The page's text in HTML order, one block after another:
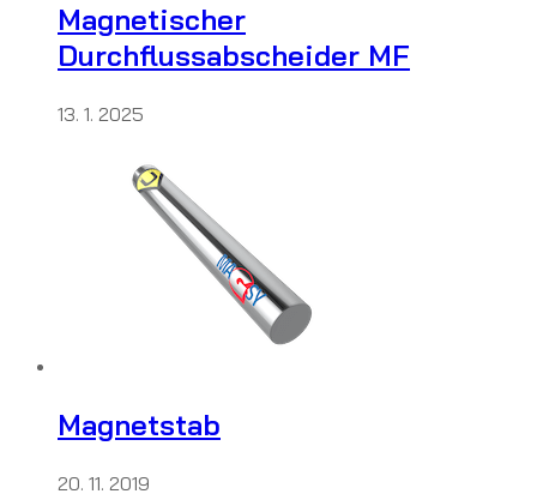
Magnetischer
Durchflussabscheider MF
13. 1. 2025
Magnetstab
20. 11. 2019